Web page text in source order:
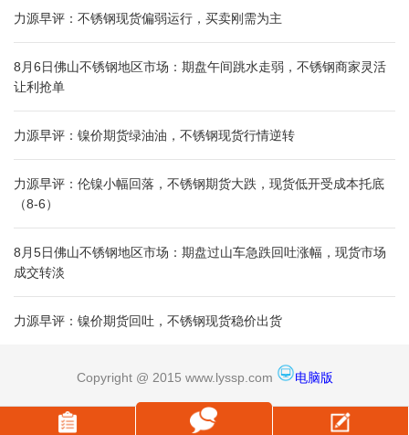
力源早评：不锈钢现货偏弱运行，买卖刚需为主
8月6日佛山不锈钢地区市场：期盘午间跳水走弱，不锈钢商家灵活
让利抢单
力源早评：镍价期货绿油油，不锈钢现货行情逆转
力源早评：伦镍小幅回落，不锈钢期货大跌，现货低开受成本托底
（8-6）
8月5日佛山不锈钢地区市场：期盘过山车急跌回吐涨幅，现货市场
成交转淡
力源早评：镍价期货回吐，不锈钢现货稳价出货
Copyright @ 2015 www.lyssp.com 电脑版